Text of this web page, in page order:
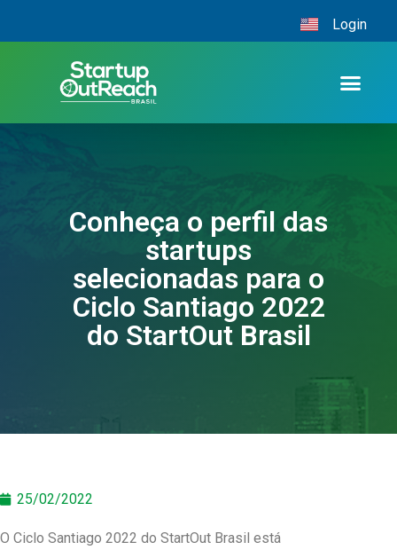
Login
Conheça o perfil das
startups
selecionadas para o
Ciclo Santiago 2022
do StartOut Brasil
25/02/2022
O Ciclo Santiago 2022 do StartOut Brasil está